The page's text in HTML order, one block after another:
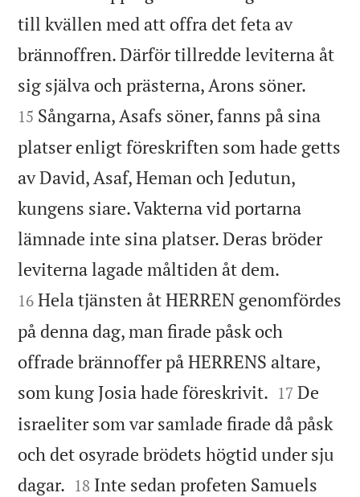
till kvällen med att offra det feta av
brännoffren. Därför tillredde leviterna åt
sig själva och prästerna, Arons söner.
15 Sångarna, Asafs söner, fanns på sina
platser enligt föreskriften som hade getts
av David, Asaf, Heman och Jedutun,
kungens siare. Vakterna vid portarna
lämnade inte sina platser. Deras bröder
leviterna lagade måltiden åt dem.
16 Hela tjänsten åt HERREN genomfördes
på denna dag, man firade påsk och
offrade brännoffer på HERRENS altare,
som kung Josia hade föreskrivit. 

17 De
israeliter som var samlade firade då påsk
och det osyrade brödets högtid under sju
dagar. 

18 Inte sedan profeten Samuels